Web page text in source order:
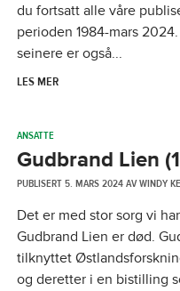
du fortsatt alle våre
perioden 1984-mars
seinere er også...
LES MER
ANSATTE
Gudbrand Lien
PUBLISERT5. MARS 2024AVWINDY
Det er med stor sorg vi
Gudbrand Lien er død.
tilknyttet
og deretter i en bistilling